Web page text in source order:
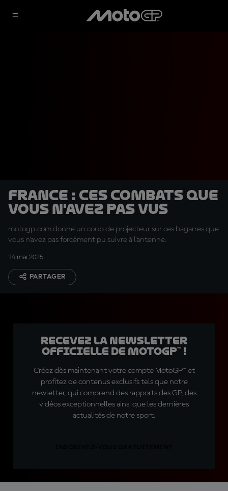
France : ces combats que
vous n'avez pas vus
motogp.com donne un coup de projecteur sur ces bagarres que
vous n'avez pas forcément pu suivre à l'antenne.
14 mai 2025
PARTAGER
Recevez la Newsletter
officielle de MotoGP™ !
Créez dès maintenant votre compte MotoGP™ et
profitez de contenus exclusifs tels que notre
newletter, qui comprend des rapports des GP, des
vidéos exceptionnelles ainsi que les dernières
actualités de notre sport.